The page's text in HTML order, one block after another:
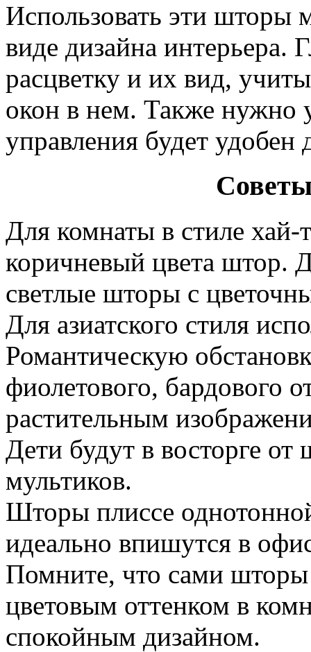
Использовать эти
виде дизайна интерьера.
расцветку и их вид,
окон в нем. Также нужно
управления будет
Для комнаты в стиле
коричневый цвета штор.
светлые шторы с
Для азиатского стиля
Романтическую
фиолетового, бардового
растительным
Дети будут в восторге
мультиков.
Шторы плиссе
идеально впишутся в
Помните, что сами
цветовым оттенком в
спокойным дизайном.